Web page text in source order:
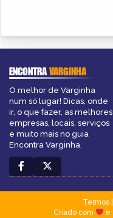
ENCONTRAVARGINHA
O melhor de Varginha
num só lugar! Dicas, onde
ir, o que fazer, as melhores
empresas, locais, serviços
e muito mais no guia
Encontra Varginha.
Termos|
Criado com
e